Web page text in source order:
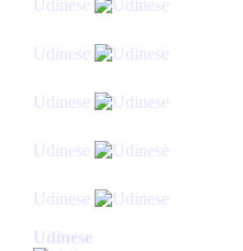
Udinese
Udinese
Udinese
Udinese
Udinese
Udinese